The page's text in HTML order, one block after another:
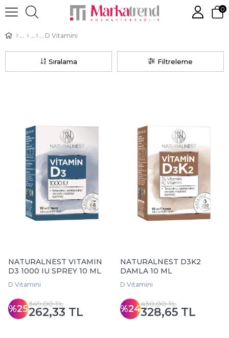
0
D Vitamini
Filtreleme
Sıralama
NATURALNEST VITAMIN
D3 1000 IU SPREY 10 ML
D Vitamini
%25262,33 TL
349,00 TL
NATURALNEST D3K2
DAMLA 10 ML
D Vitamini
%24328,65 TL
430,00 TL